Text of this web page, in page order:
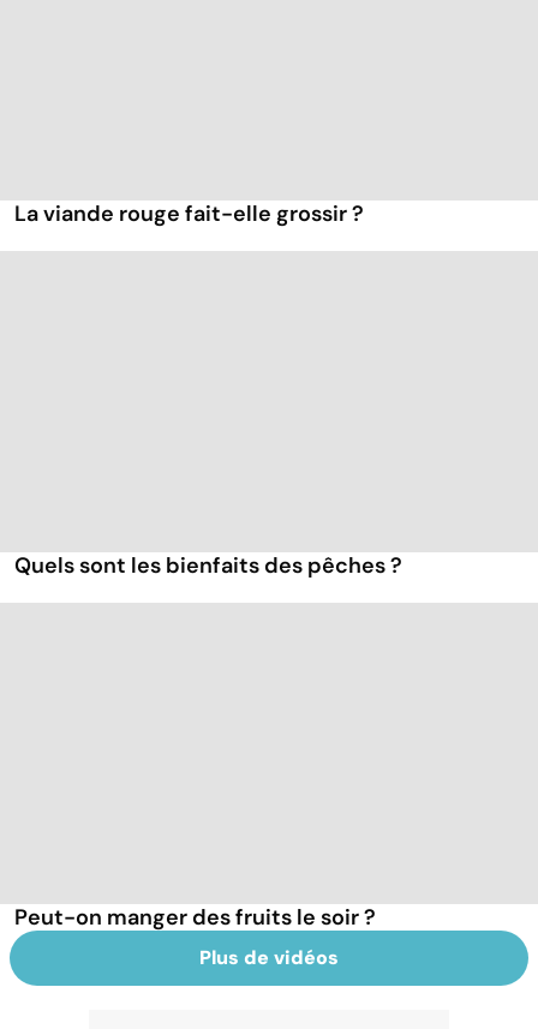
La viande rouge fait-elle grossir ?
Quels sont les bienfaits des pêches ?
Peut-on manger des fruits le soir ?
Plus de vidéos